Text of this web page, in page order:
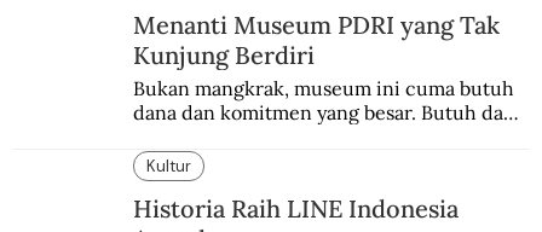
Menanti Museum PDRI yang Tak
Kunjung Berdiri
Bukan mangkrak, museum ini cuma butuh
dana dan komitmen yang besar. Butuh dana
Kultur
Historia Raih LINE Indonesia